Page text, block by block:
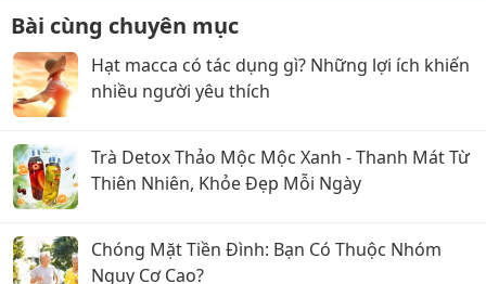
Bài cùng chuyên mục
Hạt macca có tác dụng gì? Những lợi ích khiến
nhiều người yêu thích
Trà Detox Thảo Mộc Mộc Xanh - Thanh Mát Từ
Thiên Nhiên, Khỏe Đẹp Mỗi Ngày
Chóng Mặt Tiền Đình: Bạn Có Thuộc Nhóm
Nguy Cơ Cao?